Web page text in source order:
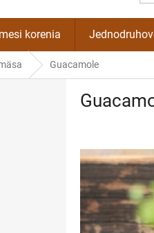
korenia
Guacamole